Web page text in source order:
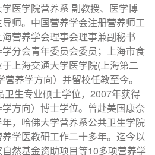
医学院营养系 副教授、医学博
师。中国营养学会注册营养师工
营养学会理事会理事兼副秘书
分会青年委员会委员；上海市食
上海交通大学医学院(上海第二
养学方向）并留校任教至今。
生专业硕士学位，2007年获得
方向）博士学位。曾赴美国康奈
，哈佛大学营养系公共卫生学院
学医教研工作二十多年。迄今以
然基金资助项目等10多项营养学